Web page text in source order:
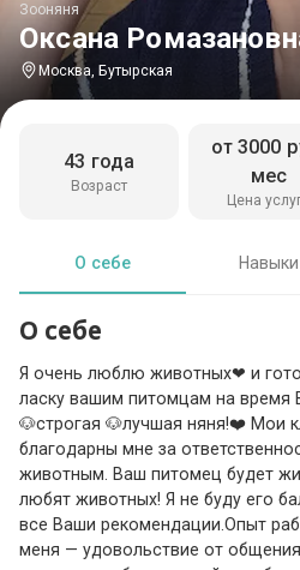
Оксана
Зооняня
Москва, Бутырская
Возраст
43 года
Цена
от 3000
мес
О себе Навыки
О себе
Я очень люблю животных❤ и
ласку вашим питомцам на время
🐶строгая 🐶лучшая няня!❤️ Мои
благодарны мне за
животным. Ваш питомец будет
любят животных! Я не буду его
все Ваши рекомендации.Опыт
меня — удовольствие от